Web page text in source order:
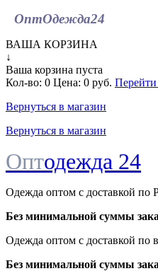
ОптОдежда24
ВАША КОРЗИНА
↓
Ваша корзина пуста
Кол-во: 0 Цена: 0 руб. Перейти
Вернуться в магазин
Вернуться в магазин
Оптодежда 24
Одежда оптом с доставкой по
Без минимальной суммы
Одежда оптом c доставкой по
Без минимальной суммы